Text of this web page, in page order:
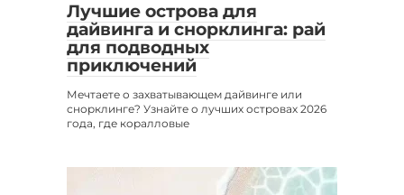
Лучшие острова для
дайвинга и снорклинга: рай
для подводных
приключений
Мечтаете о захватывающем дайвинге или
снорклинге? Узнайте о лучших островах 2026
года, где коралловые